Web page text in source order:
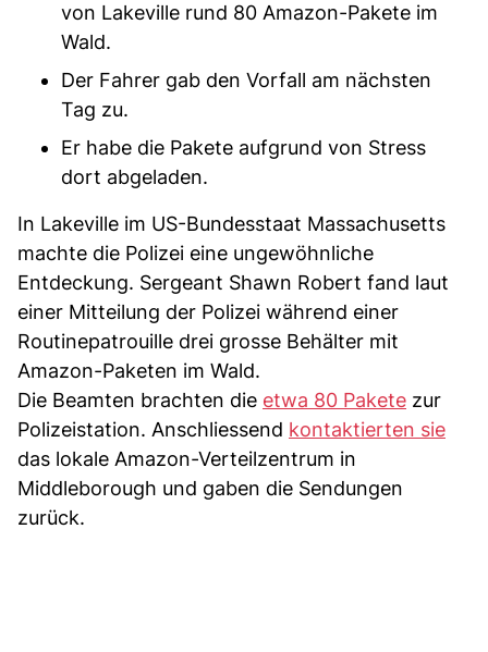
von Lakeville rund 80 Amazon-Pakete im
Wald.
Der Fahrer gab den Vorfall am nächsten
Tag zu.
Er habe die Pakete aufgrund von Stress
dort abgeladen.
In Lakeville im US-Bundesstaat Massachusetts
machte die Polizei eine ungewöhnliche
Entdeckung. Sergeant Shawn Robert fand laut
einer Mitteilung der Polizei während einer
Routinepatrouille drei grosse Behälter mit
Amazon-Paketen im Wald.
Die Beamten brachten die etwa 80 Pakete zur
Polizeistation. Anschliessend kontaktierten sie
das lokale Amazon-Verteilzentrum in
Middleborough und gaben die Sendungen
zurück.